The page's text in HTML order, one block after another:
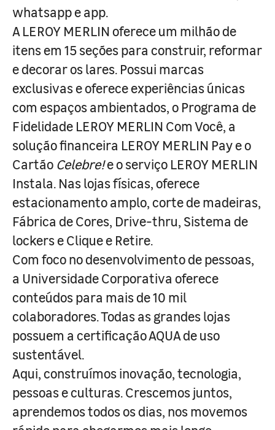
whatsapp e app.
A LEROY MERLIN oferece um milhão de
itens em 15 seções para construir, reformar
e decorar os lares. Possui marcas
exclusivas e oferece experiências únicas
com espaços ambientados, o Programa de
Fidelidade LEROY MERLIN Com Você, a
solução financeira LEROY MERLIN Pay e o
Cartão Celebre!e o serviço LEROY MERLIN
Instala. Nas lojas físicas, oferece
estacionamento amplo, corte de madeiras,
Fábrica de Cores, Drive-thru, Sistema de
lockers e Clique e Retire.
Com foco no desenvolvimento de pessoas,
a Universidade Corporativa oferece
conteúdos para mais de 10 mil
colaboradores. Todas as grandes lojas
possuem a certificação AQUA de uso
sustentável.
Aqui, construímos inovação, tecnologia,
pessoas e culturas. Crescemos juntos,
aprendemos todos os dias, nos movemos